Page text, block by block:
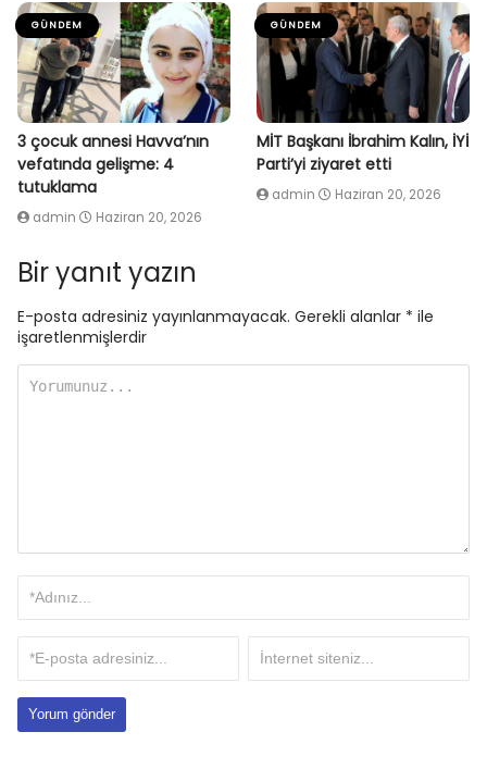
GÜNDEM
3 çocuk annesi Havva’nın
vefatında gelişme: 4
tutuklama
admin Haziran 20, 2026
GÜNDEM
MİT Başkanı İbrahim Kalın, İYİ
Parti’yi ziyaret etti
admin Haziran 20, 2026
Bir yanıt yazın
E-posta adresiniz yayınlanmayacak. Gerekli alanlar * ile
işaretlenmişlerdir